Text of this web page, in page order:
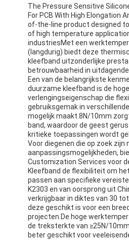
The Pressure Sensitive
For PCB With High Elongation
of-the-line product designed
of high temperature
industriesMet een
(langdurig) biedt deze
kleefband uitzonderlijke
betrouwbaarheid in
Een van de belangrijkste
duurzame kleefband is de hoge
verlengingseigenschap die
gebruiksgemak in
mogelijk maakt.8N/10mm
band, waardoor de geest
kritieke toepassingen wordt
Voor diegenen die op zoek zijn
aanpassingsmogelijkheden,
Customization Services voor
Kleefband de flexibiliteit om
passen aan specifieke
K2303 en van oorsprong uit
verkrijgbaar in diktes van 30
deze geschikt is voor een
projecten.De hoge
de treksterkte van ≥25N/
beter geschikt voor